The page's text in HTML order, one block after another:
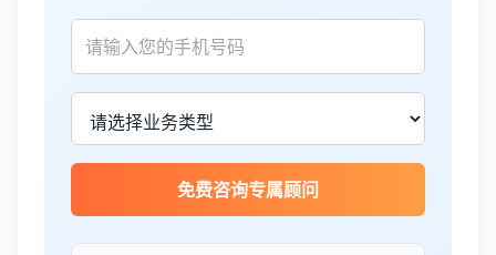
免费咨询专属顾问
James Wilson
金兔国际帮我们完成了泰国建厂的所有法
律手续，非常专业。
★★★★☆
泰国公司注册比预想的复杂，多亏有专业